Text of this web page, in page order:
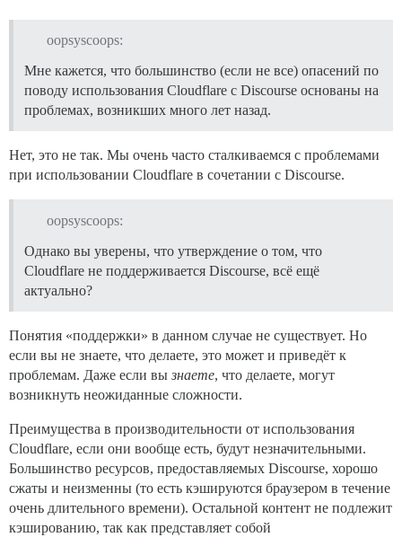
oopsyscoops:
Мне кажется, что большинство (если не все) опасений по
поводу использования Cloudflare с Discourse основаны на
проблемах, возникших много лет назад.
Нет, это не так. Мы очень часто сталкиваемся с проблемами
при использовании Cloudflare в сочетании с Discourse.
oopsyscoops:
Однако вы уверены, что утверждение о том, что
Cloudflare не поддерживается Discourse, всё ещё
актуально?
Понятия «поддержки» в данном случае не существует. Но
если вы не знаете, что делаете, это может и приведёт к
проблемам. Даже если вы знаете, что делаете, могут
возникнуть неожиданные сложности.
Преимущества в производительности от использования
Cloudflare, если они вообще есть, будут незначительными.
Большинство ресурсов, предоставляемых Discourse, хорошо
сжаты и неизменны (то есть кэшируются браузером в течение
очень длительного времени). Остальной контент не подлежит
кэшированию, так как представляет собой